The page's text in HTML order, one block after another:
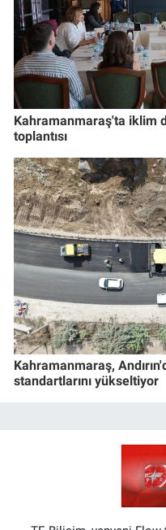
Kahramanmaraş'ta iklim
toplantısı
Kahramanmaraş,
standartlarını yükseltiyor